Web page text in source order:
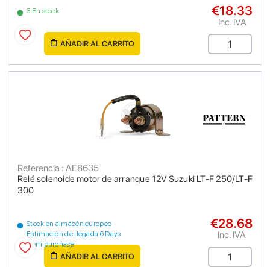
3 En stock €18.33
Inc. IVA
AÑADIR AL CARRITO
Relé solenoide motor de arranque 12V Suzuki LT-F 250/LT-F
300
Referencia : AE8635
Stock en almacén europeo
Estimación de llegada 6 Days
from purchase
€28.68
Inc. IVA
AÑADIR AL CARRITO